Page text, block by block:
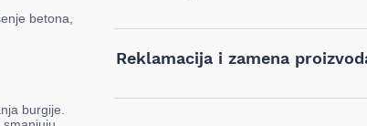
betona,
burgije.
Reklamacija i zamena